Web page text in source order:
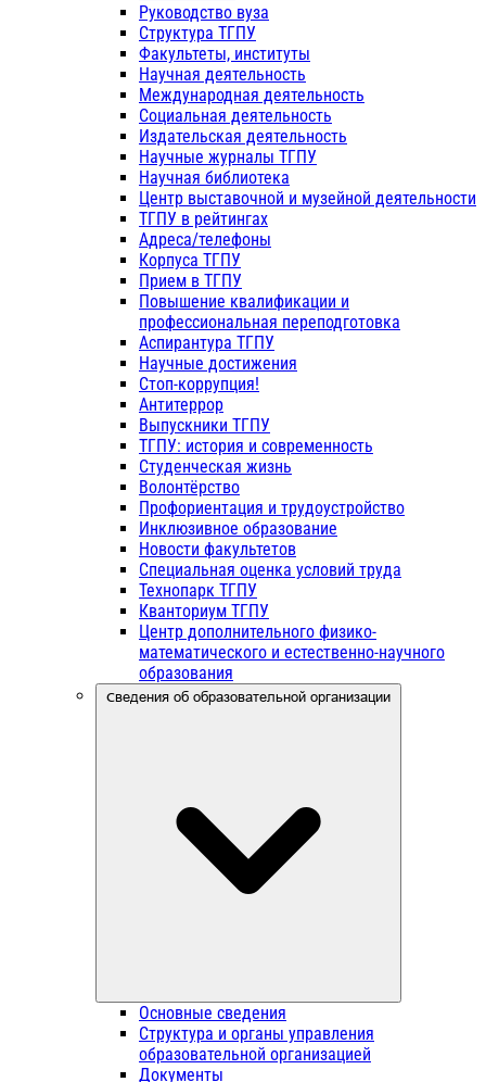
Руководство вуза
Структура ТГПУ
Факультеты, институты
Научная деятельность
Международная деятельность
Социальная деятельность
Издательская деятельность
Научные журналы ТГПУ
Научная библиотека
Центр выставочной и музейной деятельности
ТГПУ в рейтингах
Адреса/телефоны
Корпуса ТГПУ
Прием в ТГПУ
Повышение квалификации и
профессиональная переподготовка
Аспирантура ТГПУ
Научные достижения
Стоп-коррупция!
Антитеррор
Выпускники ТГПУ
ТГПУ: история и современность
Студенческая жизнь
Волонтёрство
Профориентация и трудоустройство
Инклюзивное образование
Новости факультетов
Специальная оценка условий труда
Технопарк ТГПУ
Кванториум ТГПУ
Центр дополнительного физико-
математического и естественно-научного
образования
Сведения об образовательной организации
Основные сведения
Структура и органы управления
образовательной организацией
Документы